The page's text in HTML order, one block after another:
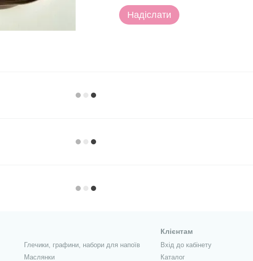
Надіслати
Глечики, графини, набори для напоїв
Маслянки
Клієнтам
Вхід до кабінету
Каталог